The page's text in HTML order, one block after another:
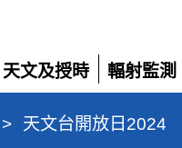
天文及授時
展
開
輻射監測
展
開
> 天文台開放日2024